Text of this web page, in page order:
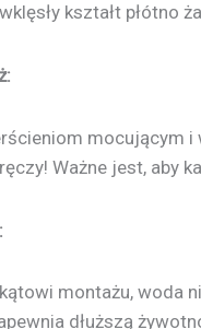
kształt płótno
mocującym i
Ważne jest, aby
montażu, woda
dłuższą